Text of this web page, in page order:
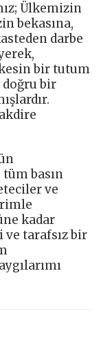
Ülkemizin
bekasına,
darbe
bir tutum
doğru bir
tüm basın
ve
kadar
ve tarafsız bir